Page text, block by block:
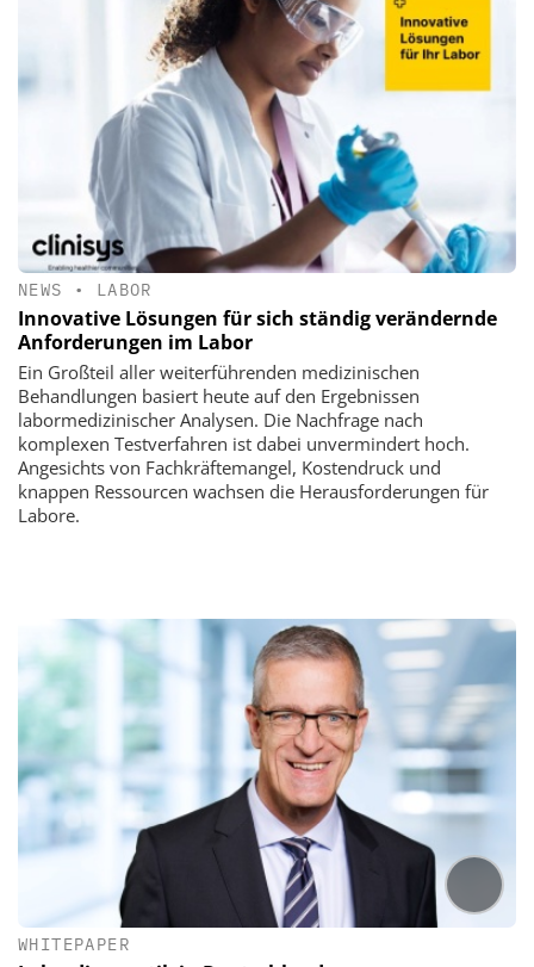
NEWS • LABOR
Innovative Lösungen für sich ständig verändernde
Anforderungen im Labor
Ein Großteil aller weiterführenden medizinischen
Behandlungen basiert heute auf den Ergebnissen
labormedizinischer Analysen. Die Nachfrage nach
komplexen Testverfahren ist dabei unvermindert hoch.
Angesichts von Fachkräftemangel, Kostendruck und
knappen Ressourcen wachsen die Herausforderungen für
Labore.
WHITEPAPER